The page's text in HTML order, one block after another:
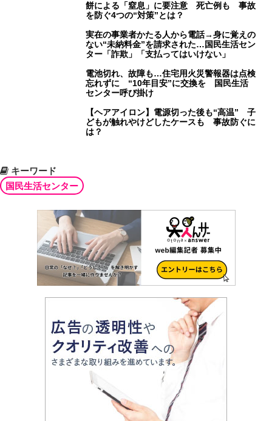
餅による「窒息」に要注意 死亡例も 事故
を防ぐ4つの“対策”とは？
実在の事業者かたる人から電話→身に覚えの
ない“未納料金”を請求された…国民生活セン
ター「詐欺」「支払ってはいけない」
電池切れ、故障も…住宅用火災警報器は点検
忘れずに “10年目安”に交換を 国民生活
センター呼び掛け
【ヘアアイロン】電源切った後も“高温” 子
どもが触れやけどしたケースも 事故防ぐに
は？
キーワード
国民生活センター